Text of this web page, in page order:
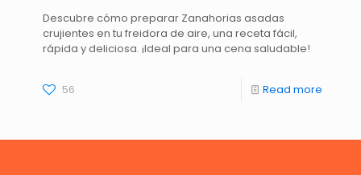
Descubre cómo preparar Zanahorias asadas
crujientes en tu freidora de aire, una receta fácil,
rápida y deliciosa. ¡Ideal para una cena saludable!
56 Read more